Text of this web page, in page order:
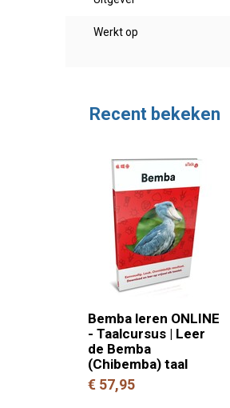
Werkt op
Recent bekeken
Bemba leren ONLINE
- Taalcursus | Leer
de Bemba
(Chibemba) taal
€ 57,95